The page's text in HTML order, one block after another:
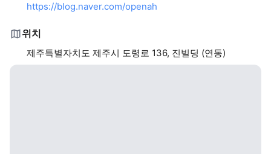
https://blog.naver.com/openah
위치
제주특별자치도 제주시 도령로 136, 진빌딩 (연동)